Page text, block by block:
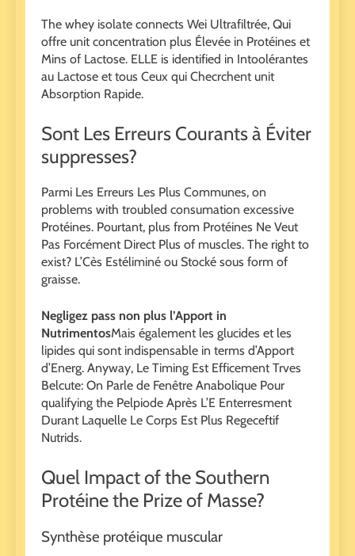
The whey isolate connects Wei Ultrafiltrée, Qui
offre unit concentration plus Élevée in Protéines et
Mins of Lactose. ELLE is identified in Intoolérantes
au Lactose et tous Ceux qui Checrchent unit
Absorption Rapide.
Sont Les Erreurs Courants à Éviter
suppresses?
Parmi Les Erreurs Les Plus Communes, on
problems with troubled consumation excessive
Protéines. Pourtant, plus from Protéines Ne Veut
Pas Forcément Direct Plus of muscles. The right to
exist? L’Cès Estéliminé ou Stocké sous form of
graisse.
Negligez pass non plus l’Apport in
NutrimentosMais également les glucides et les
lipides qui sont indispensable in terms d’Apport
d’Energ. Anyway, Le Timing Est Efficement Trves
Belcute: On Parle de Fenêtre Anabolique Pour
qualifying the Pelpiode Après L’E Enterresment
Durant Laquelle Le Corps Est Plus Regeceftif
Nutrids.
Quel Impact of the Southern
Protéine the Prize of Masse?
Synthèse protéique muscular